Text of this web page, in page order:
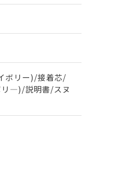
ボリー)/接着芯/
リ―)/説明書/スヌ